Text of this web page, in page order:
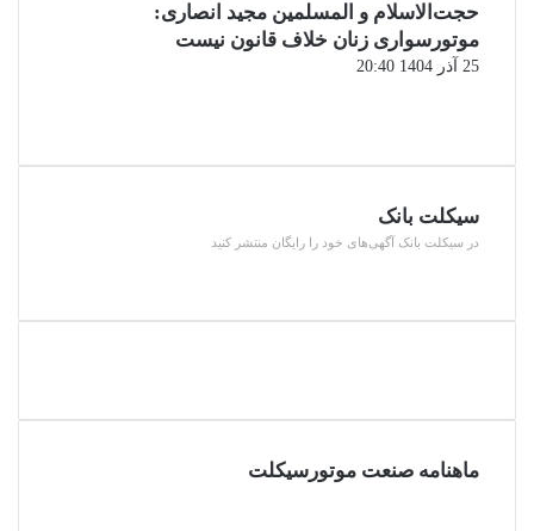
حجت‌الاسلام و المسلمین مجید انصاری:
موتورسواری زنان خلاف قانون نیست
25 آذر 1404 20:40
سیکلت بانک
در سیکلت بانک آگهی‌های خود را رایگان منتشر کنید
ماهنامه صنعت موتورسیکلت